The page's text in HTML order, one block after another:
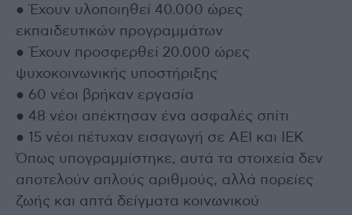
● Έχουν υλοποιηθεί 40.000 ώρες
εκπαιδευτικών προγραμμάτων
● Έχουν προσφερθεί 20.000 ώρες
ψυχοκοινωνικής υποστήριξης
● 60 νέοι βρήκαν εργασία
● 48 νέοι απέκτησαν ένα ασφαλές σπίτι
● 15 νέοι πέτυχαν εισαγωγή σε ΑΕΙ και ΙΕΚ
Όπως υπογραμμίστηκε, αυτά τα στοιχεία δεν
αποτελούν απλούς αριθμούς, αλλά πορείες
ζωής και απτά δείγματα κοινωνικού